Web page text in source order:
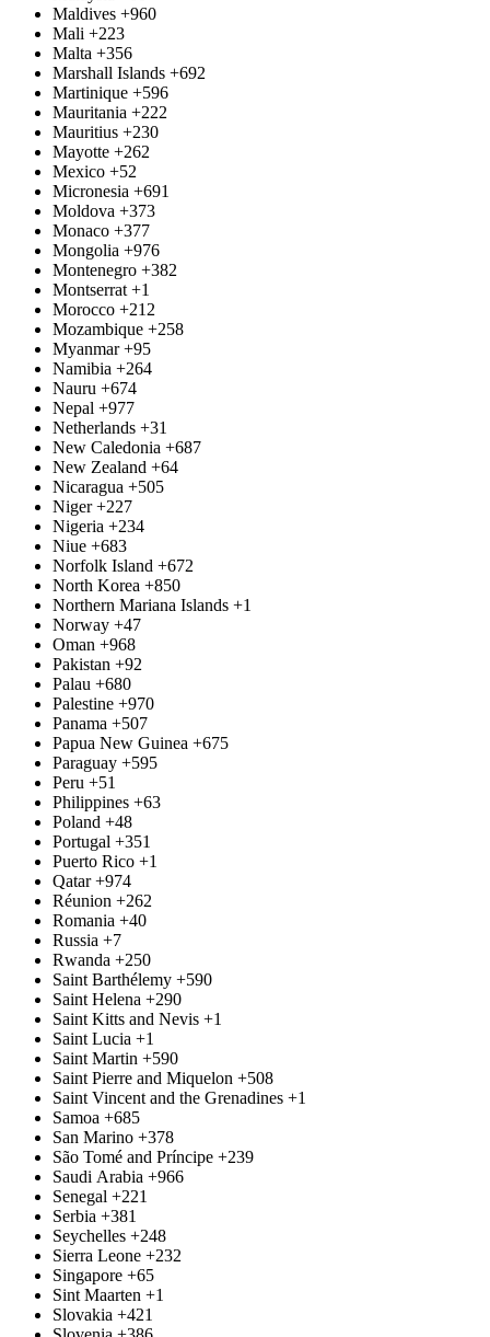
Maldives +960
Mali +223
Malta +356
Marshall Islands +692
Martinique +596
Mauritania +222
Mauritius +230
Mayotte +262
Mexico +52
Micronesia +691
Moldova +373
Monaco +377
Mongolia +976
Montenegro +382
Montserrat +1
Morocco +212
Mozambique +258
Myanmar +95
Namibia +264
Nauru +674
Nepal +977
Netherlands +31
New Caledonia +687
New Zealand +64
Nicaragua +505
Niger +227
Nigeria +234
Niue +683
Norfolk Island +672
North Korea +850
Northern Mariana Islands +1
Norway +47
Oman +968
Pakistan +92
Palau +680
Palestine +970
Panama +507
Papua New Guinea +675
Paraguay +595
Peru +51
Philippines +63
Poland +48
Portugal +351
Puerto Rico +1
Qatar +974
Réunion +262
Romania +40
Russia +7
Rwanda +250
Saint Barthélemy +590
Saint Helena +290
Saint Kitts and Nevis +1
Saint Lucia +1
Saint Martin +590
Saint Pierre and Miquelon +508
Saint Vincent and the Grenadines +1
Samoa +685
San Marino +378
São Tomé and Príncipe +239
Saudi Arabia +966
Senegal +221
Serbia +381
Seychelles +248
Sierra Leone +232
Singapore +65
Sint Maarten +1
Slovakia +421